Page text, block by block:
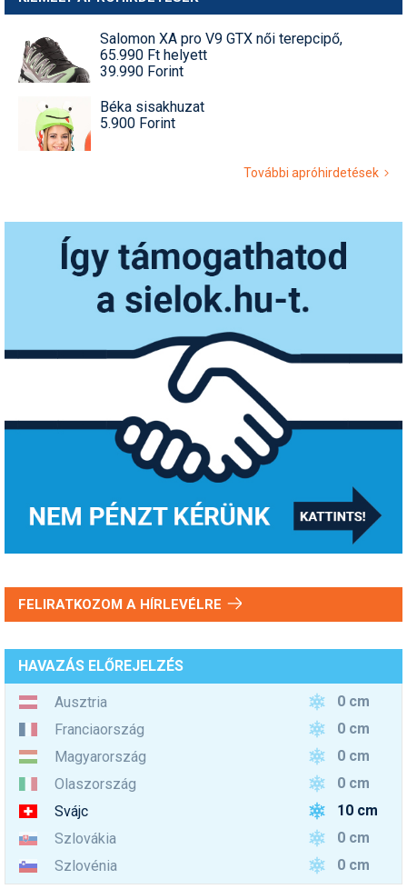
Salomon XA pro V9 GTX női terepcipő,
65.990 Ft helyett
39.990 Forint
Béka sisakhuzat
5.900 Forint
További apróhirdetések
FELIRATKOZOM A HÍRLEVÉLRE
HAVAZÁS ELŐREJELZÉS
Ausztria
0 cm
Franciaország
0 cm
Magyarország
0 cm
Olaszország
0 cm
Svájc
10 cm
Szlovákia
0 cm
Szlovénia
0 cm